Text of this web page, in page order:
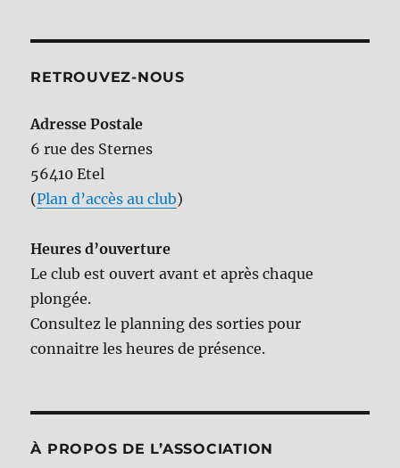
RETROUVEZ-NOUS
Adresse Postale
6 rue des Sternes
56410 Etel
(Plan d’accès au club)
Heures d’ouverture
Le club est ouvert avant et après chaque
plongée.
Consultez le planning des sorties pour
connaitre les heures de présence.
À PROPOS DE L’ASSOCIATION